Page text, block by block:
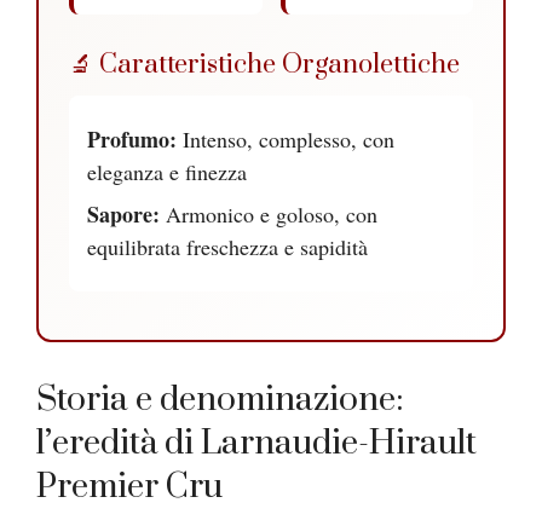
🔬 Caratteristiche Organolettiche
Profumo: Intenso, complesso, con
eleganza e finezza
Sapore: Armonico e goloso, con
equilibrata freschezza e sapidità
Storia e denominazione:
l’eredità di Larnaudie-Hirault
Premier Cru